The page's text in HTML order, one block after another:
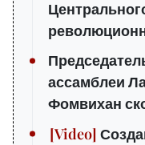
ассамблеи
Фомвихан